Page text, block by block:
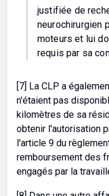
justifiée de
neurochirurgien
moteurs et lui
requis par sa
[7] La CLP a
n'étaient pas
kilomètres de sa
obtenir l'autorisation
l'article 9 du
remboursement des
engagés par la